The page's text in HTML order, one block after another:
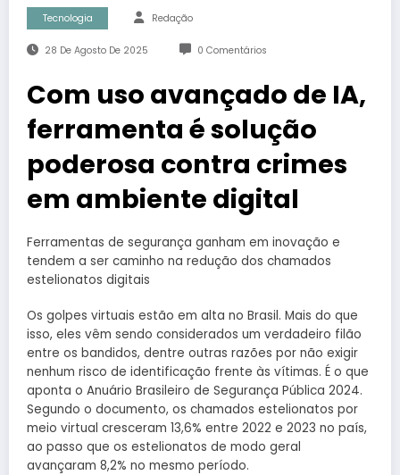
Tecnologia Redação
28 De Agosto De 2025 0 Comentários
Com uso avançado de IA,
ferramenta é solução
poderosa contra crimes
em ambiente digital
Ferramentas de segurança ganham em inovação e
tendem a ser caminho na redução dos chamados
estelionatos digitais
Os golpes virtuais estão em alta no Brasil. Mais do que
isso, eles vêm sendo considerados um verdadeiro filão
entre os bandidos, dentre outras razões por não exigir
nenhum risco de identificação frente às vítimas. É o que
aponta o Anuário Brasileiro de Segurança Pública 2024.
Segundo o documento, os chamados estelionatos por
meio virtual cresceram 13,6% entre 2022 e 2023 no país,
ao passo que os estelionatos de modo geral
avançaram 8,2% no mesmo período.